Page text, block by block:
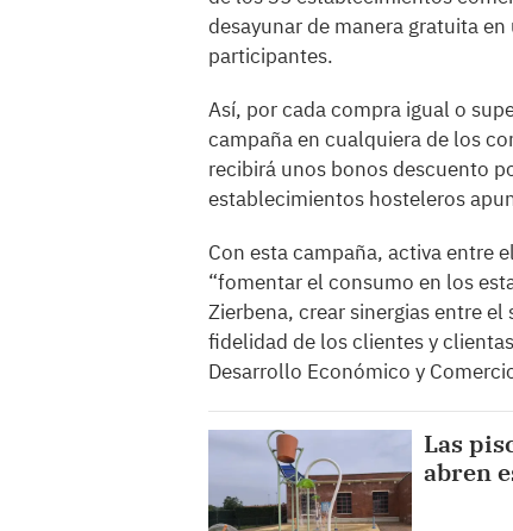
desayunar de manera gratuita
participantes.
Así, por cada compra igual o
campaña en cualquiera de los
recibirá unos bonos descuento
establecimientos hosteleros
Con esta campaña, activa entre
“fomentar el consumo en los
Zierbena, crear sinergias entre
fidelidad de los clientes y
Desarrollo Económico y
Las
abren